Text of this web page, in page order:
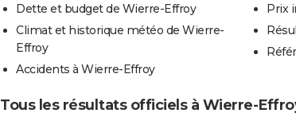
Dette et budget de Wierre-Effroy
Climat et historique météo de Wierre-
Effroy
Accidents à Wierre-Effroy
Prix
Tous les résultats officiels à Wierre-